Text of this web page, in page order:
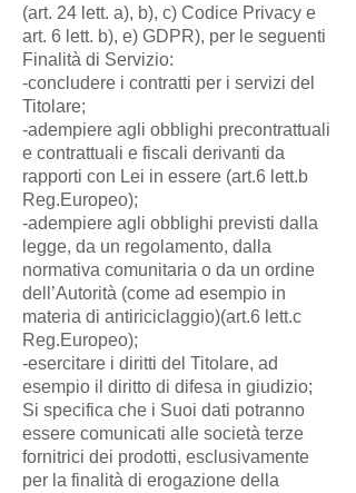
(art. 24 lett. a), b), c) Codice Privacy e
art. 6 lett. b), e) GDPR), per le seguenti
Finalità di Servizio:
-concludere i contratti per i servizi del
Titolare;
-adempiere agli obblighi precontrattuali
e contrattuali e fiscali derivanti da
rapporti con Lei in essere (art.6 lett.b
Reg.Europeo);
-adempiere agli obblighi previsti dalla
legge, da un regolamento, dalla
normativa comunitaria o da un ordine
dell’Autorità (come ad esempio in
materia di antiriciclaggio)(art.6 lett.c
Reg.Europeo);
-esercitare i diritti del Titolare, ad
esempio il diritto di difesa in giudizio;
Si specifica che i Suoi dati potranno
essere comunicati alle società terze
fornitrici dei prodotti, esclusivamente
per la finalità di erogazione della